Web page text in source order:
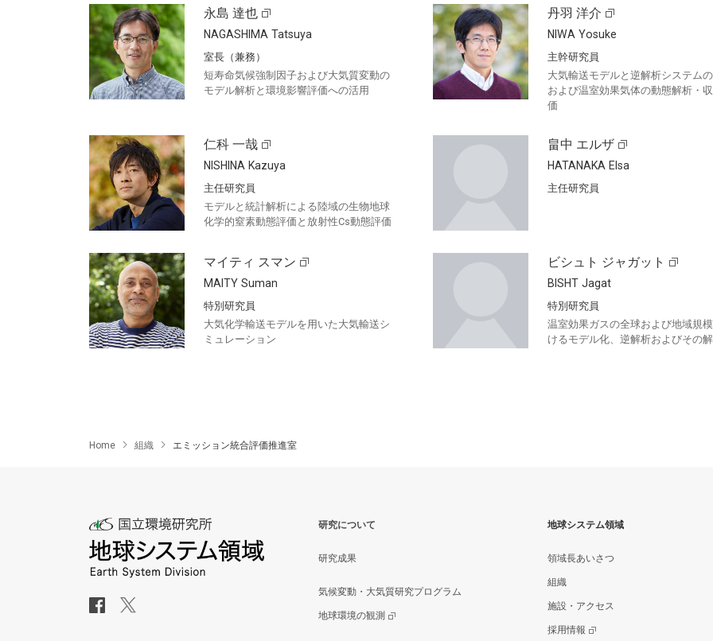
永島 達也
NAGASHIMA Tatsuya
室長（兼務）
短寿命気候強制因子および大気質変動の
モデル解析と環境影響評価への活用
丹羽 洋介
NIWA Yosuke
主幹研究員
大気輸送モデルと逆解析システム
および温室効果気体の動態解析・
価
仁科 一哉
NISHINA Kazuya
主任研究員
モデルと統計解析による陸域の生物地球
化学的窒素動態評価と放射性Cs動態評価
畠中 エルザ
HATANAKA Elsa
主任研究員
マイティ スマン
MAITY Suman
特別研究員
大気化学輸送モデルを用いた大気輸送シ
ミュレーション
ビシュト ジャガット
BISHT Jagat
特別研究員
温室効果ガスの全球および地域規
けるモデル化、逆解析およびその
Home 組織 エミッション統合評価推進室
研究について
研究成果
気候変動・大気質研究プログラム
地球環境の観測
地球システム領域
領域長あいさつ
組織
施設・アクセス
採用情報